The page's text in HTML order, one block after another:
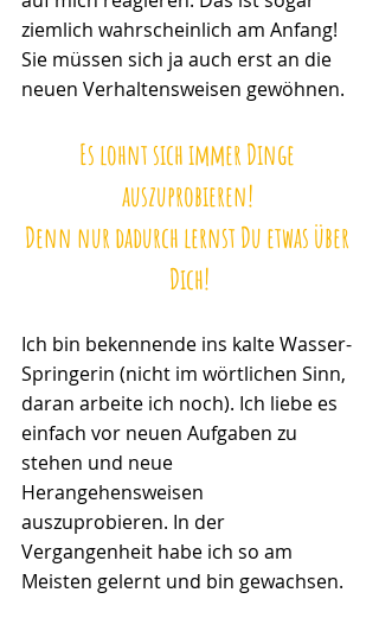
ziemlich wahrscheinlich am Anfang!
Sie müssen sich ja auch erst an die
neuen Verhaltensweisen gewöhnen.
Es lohnt sich immer Dinge
auszuprobieren!
Denn nur dadurch lernst Du etwas über
Dich!
Ich bin bekennende ins kalte Wasser-
Springerin (nicht im wörtlichen Sinn,
daran arbeite ich noch). Ich liebe es
einfach vor neuen Aufgaben zu
stehen und neue
Herangehensweisen
auszuprobieren. In der
Vergangenheit habe ich so am
Meisten gelernt und bin gewachsen.